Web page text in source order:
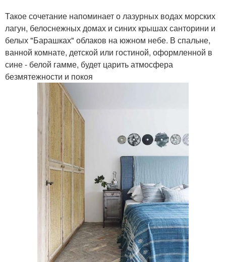
Такое сочетание напоминает о лазурных водах морских
лагун, белоснежных домах и синих крышах санторини и
белых "Барашках" облаков на южном небе. В спальне,
ванной комнате, детской или гостиной, оформленной в
сине - белой гамме, будет царить атмосфера
безмятежности и покоя